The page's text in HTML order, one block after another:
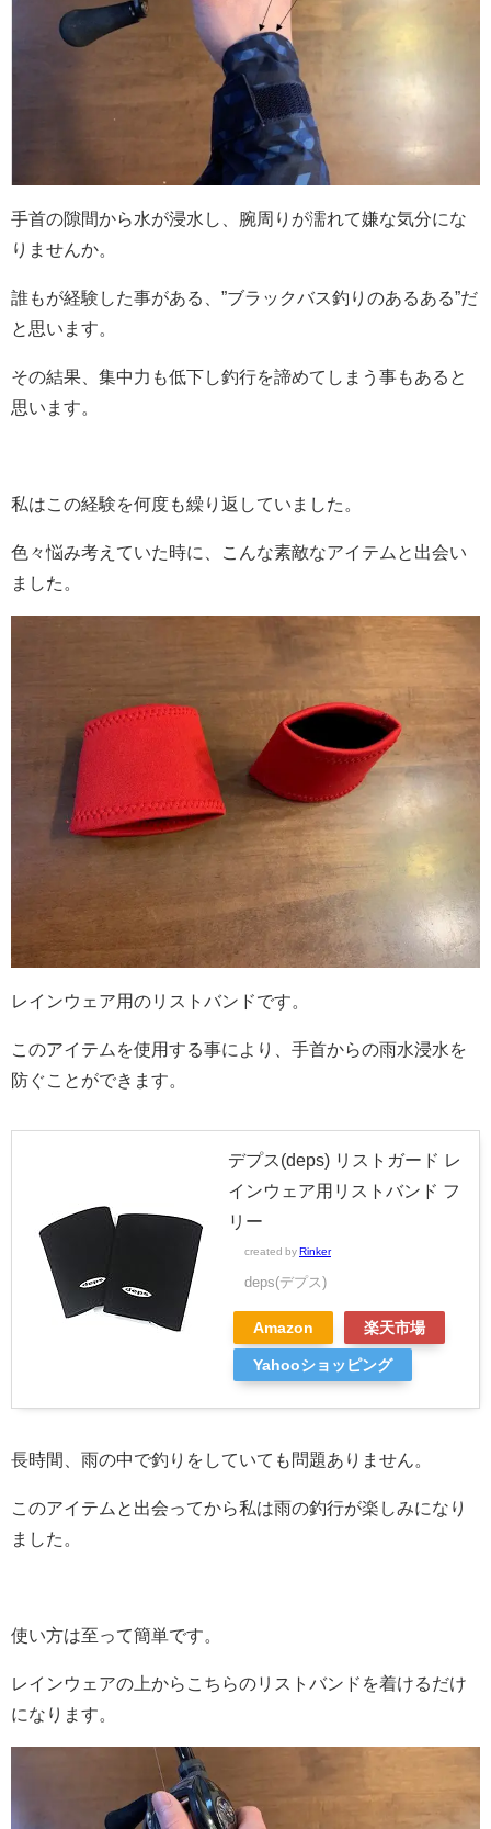
手首の隙間から水が浸水し、腕周りが濡れて嫌な気分にな
りませんか。
誰もが経験した事がある、”ブラックバス釣りのあるある”だ
と思います。
その結果、集中力も低下し釣行を諦めてしまう事もあると
思います。
私はこの経験を何度も繰り返していました。
色々悩み考えていた時に、こんな素敵なアイテムと出会い
ました。
レインウェア用のリストバンドです。
このアイテムを使用する事により、手首からの雨水浸水を
防ぐことができます。
デプス(deps) リストガード レ
インウェア用リストバンド フ
リー
created by Rinker
deps(デプス)
Amazon 楽天市場
Yahooショッピング
長時間、雨の中で釣りをしていても問題ありません。
このアイテムと出会ってから私は雨の釣行が楽しみになり
ました。
使い方は至って簡単です。
レインウェアの上からこちらのリストバンドを着けるだけ
になります。